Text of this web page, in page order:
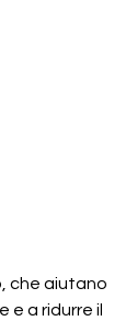
e a ridurre il